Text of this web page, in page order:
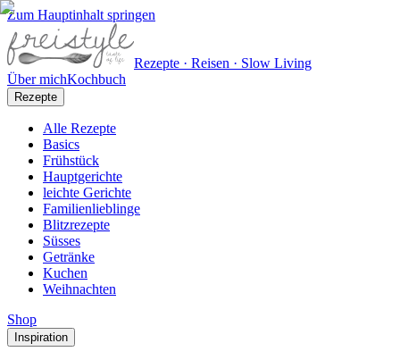
Zum Hauptinhalt springen
Rezepte · Reisen · Slow Living
Über michKochbuch
Rezepte
Alle Rezepte
Basics
Frühstück
Hauptgerichte
leichte Gerichte
Familienlieblinge
Blitzrezepte
Süsses
Getränke
Kuchen
Weihnachten
Shop
Inspiration